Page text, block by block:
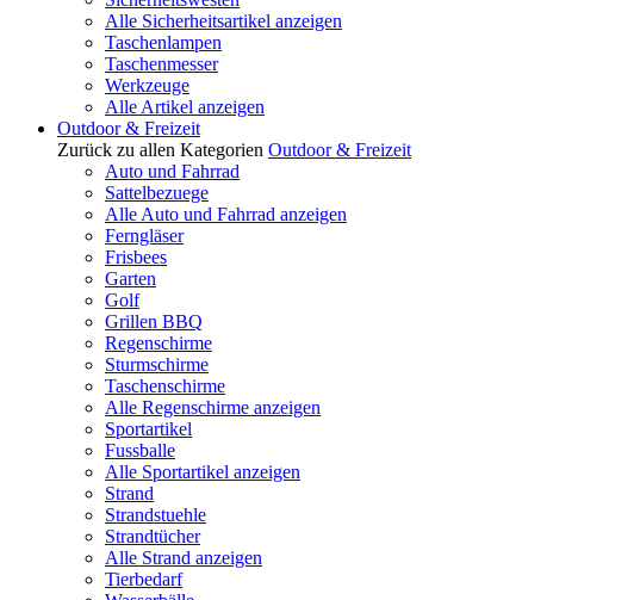
Alle Sicherheitsartikel anzeigen
Taschenlampen
Taschenmesser
Werkzeuge
Alle Artikel anzeigen
Outdoor & Freizeit
Zurück zu allen Kategorien Outdoor & Freizeit
Auto und Fahrrad
Sattelbezuege
Alle Auto und Fahrrad anzeigen
Ferngläser
Frisbees
Garten
Golf
Grillen BBQ
Regenschirme
Sturmschirme
Taschenschirme
Alle Regenschirme anzeigen
Sportartikel
Fussballe
Alle Sportartikel anzeigen
Strand
Strandstuehle
Strandtücher
Alle Strand anzeigen
Tierbedarf